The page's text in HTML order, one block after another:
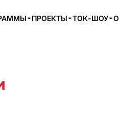
ПРОЕКТЫ ТОК-ШОУ О